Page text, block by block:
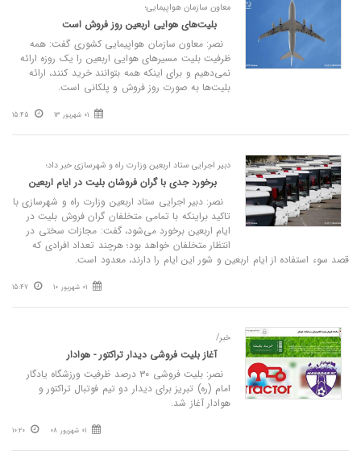
معاون سازمان هواپیمایی؛
بلیت‌های هوایی اربعین روز فروش است
نصر: معاون سازمان هواپیمایی کشوری گفت: همه
ظرفیت بلیت مسیرهای هوایی اربعین را یک روزه ارائه
نمی‌دهیم و برای اینکه همه بتوانند خرید کنند، ارائه
بلیت‌ها به صورت روز فروش و پلکانی است.
01 شهریور 13 15:45
دبیر اجرایی ستاد اربعین وزارت راه و شهرسازی خبر داد؛
برخورد جدی با گران فروشان بلیت در ایام اربعین
نصر: دبیر اجرایی ستاد اربعین وزارت راه و شهرسازی با
تاکید براینکه با تمامی متخلفان گران فروش بلیت در
ایام اربعین برخورد می‌شود، گفت: مجازات سختی در
انتظار متخلفان خواهد بود؛ هرچند تعداد افرادی که
قصد سوء استفاده از ایام اربعین و شور این ایام را دارند، معدود است.
01 شهریور 10 15:47
خبر/
آغاز بلیت فروشی دیدار تراکتور - هوادار
نصر: بلیت فروشی ۳۰ درصد ظرفیت ورزشگاه یادگار
امام (ره) تبریز برای دیدار دو تیم فوتبال تراکتور و
هوادار آغاز شد.
01 شهریور 08 10:20